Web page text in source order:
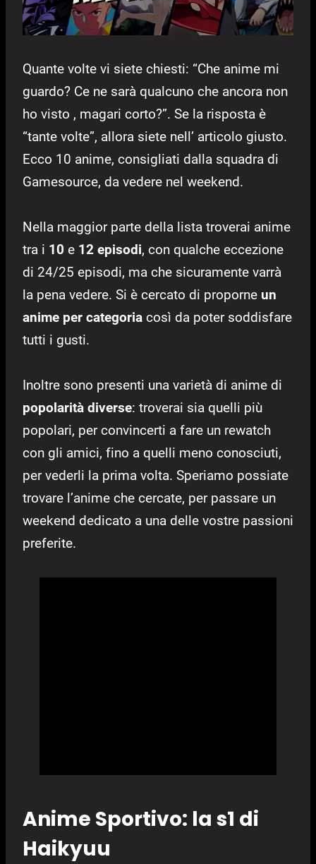
Quante volte vi siete chiesti: “Che anime mi
guardo? Ce ne sarà qualcuno che ancora non
ho visto , magari corto?”. Se la risposta è
“tante volte”, allora siete nell’ articolo giusto.
Ecco 10 anime, consigliati dalla squadra di
Gamesource, da vedere nel weekend.
Nella maggior parte della lista troverai anime
tra i 10 e 12 episodi, con qualche eccezione
di 24/25 episodi, ma che sicuramente varrà
la pena vedere. Si è cercato di proporne un
anime per categoria così da poter soddisfare
tutti i gusti.
Inoltre sono presenti una varietà di anime di
popolarità diverse: troverai sia quelli più
popolari, per convincerti a fare un rewatch
con gli amici, fino a quelli meno conosciuti,
per vederli la prima volta. Speriamo possiate
trovare l’anime che cercate, per passare un
weekend dedicato a una delle vostre passioni
preferite.
Anime Sportivo: la s1 di
Haikyuu